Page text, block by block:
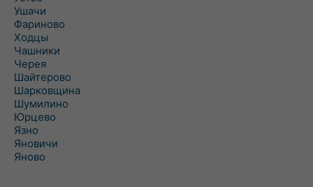
Ушачи
Фариново
Ходцы
Чашники
Черея
Шайтерово
Шарковщина
Шумилино
Юрцево
Язно
Яновичи
Яново